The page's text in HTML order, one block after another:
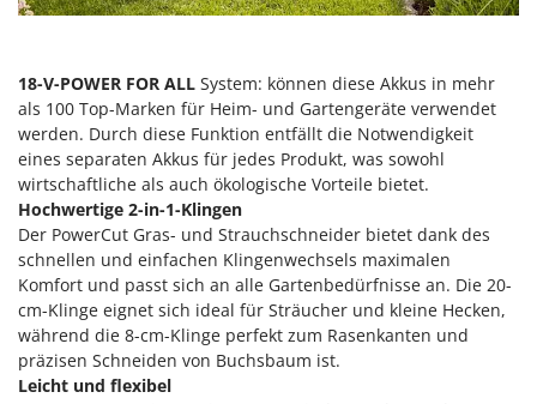
Pelletpressen
Pflüge für Traktor
Planierschilder für Traktoren
Plasmaschneider
Poolroboter
Pools
Poolstaubsauger
R
Rasenmäher
Rasensodenschneider
Forest Master
G
G3 Ferrari
Gardena
Garofalo
GeoTech
GeoTech Pro
Gierre
Ginko - MGM
Gipeco
18-V-POWER FOR ALL System: können diese Akkus in mehr
als 100 Top-Marken für Heim- und Gartengeräte verwendet
werden. Durch diese Funktion entfällt die Notwendigkeit
eines separaten Akkus für jedes Produkt, was sowohl
wirtschaftliche als auch ökologische Vorteile bietet.
Hochwertige 2-in-1-Klingen
Der PowerCut Gras- und Strauchschneider bietet dank des
schnellen und einfachen Klingenwechsels maximalen
Komfort und passt sich an alle Gartenbedürfnisse an. Die 20-
cm-Klinge eignet sich ideal für Sträucher und kleine Hecken,
während die 8-cm-Klinge perfekt zum Rasenkanten und
präzisen Schneiden von Buchsbaum ist.
Leicht und flexibel